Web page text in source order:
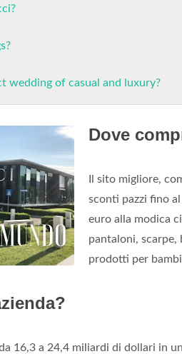
wedding of casual and luxury?
Dove
Il sito migliore,
sconti pazzi fino
euro alla modica
pantaloni, scarpe,
prodotti per
16,3 a 24,4 miliardi di dollari in